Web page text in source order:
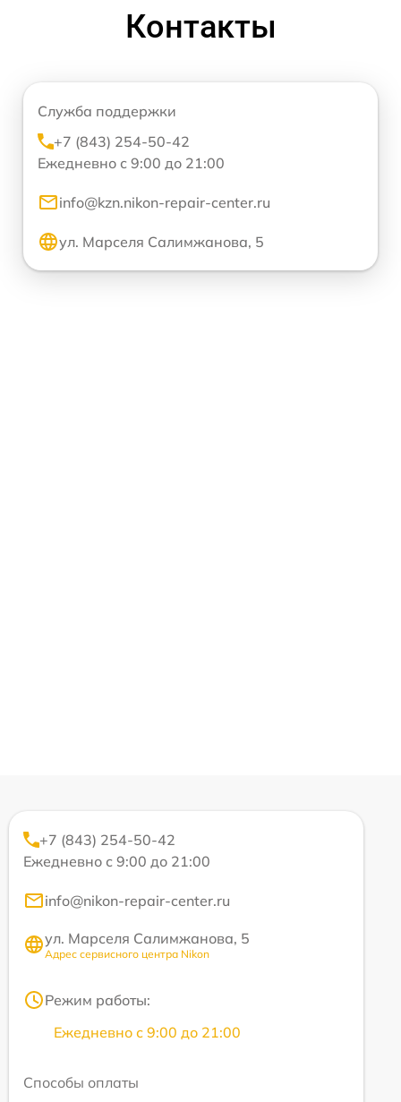
Контакты
Служба поддержки
+7 (843) 254-50-42
Ежедневно с 9:00 до 21:00
info@kzn.nikon-repair-center.ru
ул. Марселя Салимжанова, 5
+7 (843) 254-50-42
Ежедневно с 9:00 до 21:00
info@nikon-repair-center.ru
ул. Марселя Салимжанова, 5
Адрес сервисного центра Nikon
Режим работы:
Ежедневно с 9:00 до 21:00
Способы оплаты